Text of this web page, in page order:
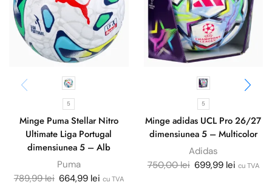
5
Minge Puma Stellar Nitro
Ultimate Liga Portugal
dimensiunea 5 – Alb
Puma
789,99lei 664,99 lei cu TVA
5
Minge adidas UCL Pro 26/27
dimensiunea 5 – Multicolor
Adidas
750,00lei 699,99 lei cu TVA